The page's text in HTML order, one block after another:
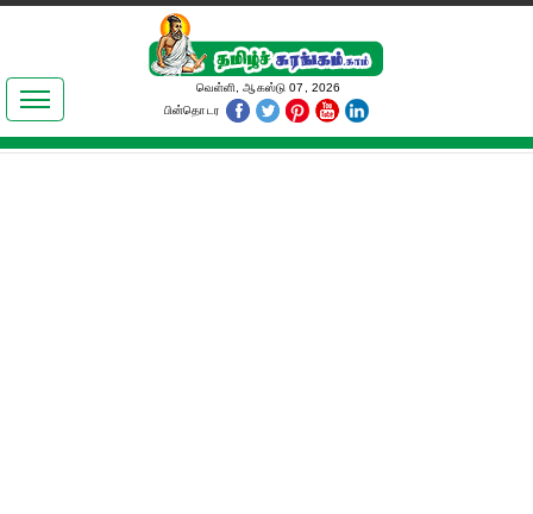
இலக்கியங்கள்
தமிழ் உலகம்
வெள்ளி, ஆகஸ்டு 07, 2026
பின்தொடர